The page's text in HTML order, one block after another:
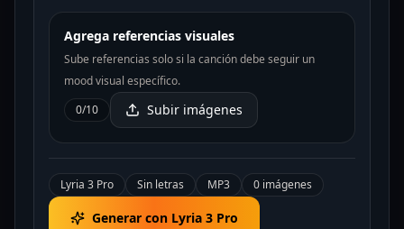
Agrega referencias visuales
Sube referencias solo si la canción debe seguir un
mood visual específico.
0/10 Subir imágenes
Lyria 3 Pro Sin letras MP3 0 imágenes
Generar con Lyria 3 Pro